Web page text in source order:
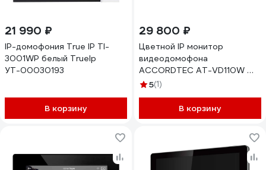
21 990 ₽
IP-домофония True IP TI-
3001WP белый TrueIp
УТ-00030193
В корзину
29 800 ₽
Цветной IP монитор
видеодомофона
ACCORDTEC AT-VD110W WH
AT-13500
5(1)
В корзину